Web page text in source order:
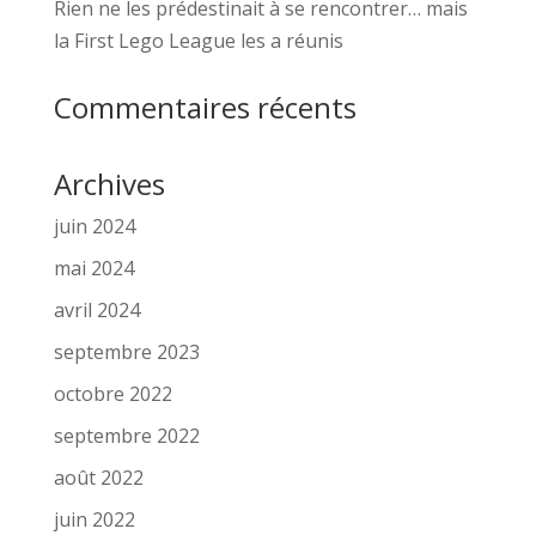
Rien ne les prédestinait à se rencontrer… mais
la First Lego League les a réunis
Commentaires récents
Archives
juin 2024
mai 2024
avril 2024
septembre 2023
octobre 2022
septembre 2022
août 2022
juin 2022